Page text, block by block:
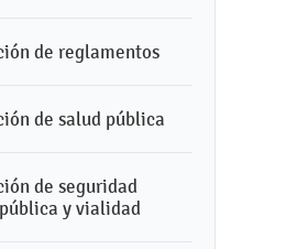
de reglamentos
de salud pública
de seguridad
pública y vialidad